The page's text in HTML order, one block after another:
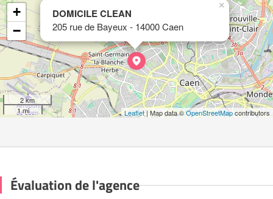
DOMICILE CLEAN
205 rue de Bayeux - 14000 Caen
×
+
−
2 km
1 mi
Leaflet| Map data ©OpenStreetMapcontributors
Évaluation de l'agence